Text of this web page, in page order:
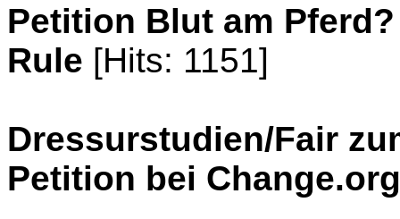
Petition Blut am
Rule [Hits: 1151]
Dressurstudien/Fair
Petition bei